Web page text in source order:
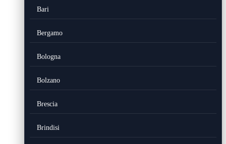
Bari
Bergamo
Bologna
Bolzano
Brescia
Brindisi